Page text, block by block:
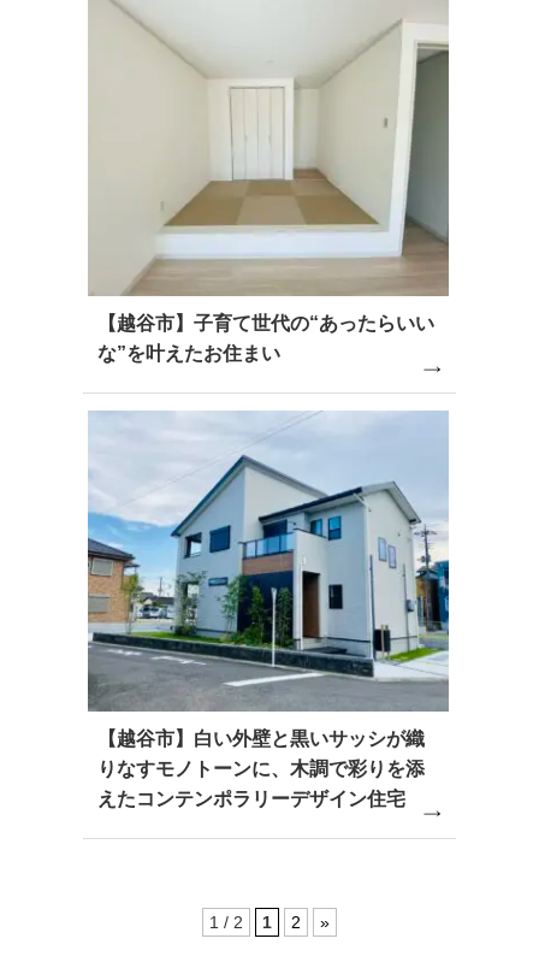
【越谷市】子育て世代の“あったらいい
な”を叶えたお住まい
【越谷市】白い外壁と黒いサッシが織
りなすモノトーンに、木調で彩りを添
えたコンテンポラリーデザイン住宅
1 / 2 1 2 »